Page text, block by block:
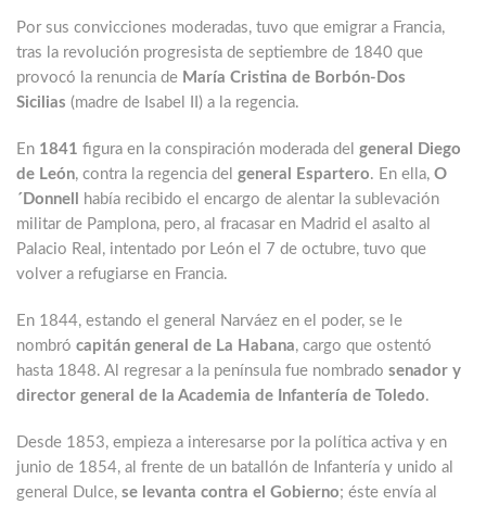
Por sus convicciones moderadas, tuvo que emigrar a Francia,
tras la revolución progresista de septiembre de 1840 que
provocó la renuncia de María Cristina de Borbón-Dos
Sicilias (madre de Isabel II) a la regencia.
En 1841 figura en la conspiración moderada del general Diego
de León, contra la regencia del general Espartero. En ella, O
´Donnell
había recibido el encargo de alentar la sublevación
militar de Pamplona, pero, al fracasar en Madrid el asalto al
Palacio Real, intentado por León el 7 de octubre, tuvo que
volver a refugiarse en Francia.
En 1844, estando el general Narváez en el poder, se le
nombró capitán general de La Habana, cargo que ostentó
hasta 1848. Al regresar a la península fue nombrado senador y
director general de la Academia de Infantería de Toledo.
Desde 1853, empieza a interesarse por la política activa y en
junio de 1854, al frente de un batallón de Infantería y unido al
general Dulce, se levanta contra el Gobierno; éste envía al